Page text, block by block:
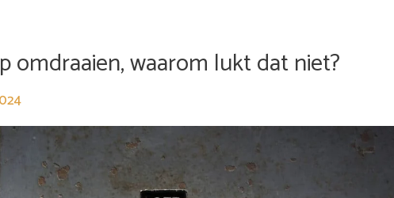
omdraaien, waarom lukt dat niet?